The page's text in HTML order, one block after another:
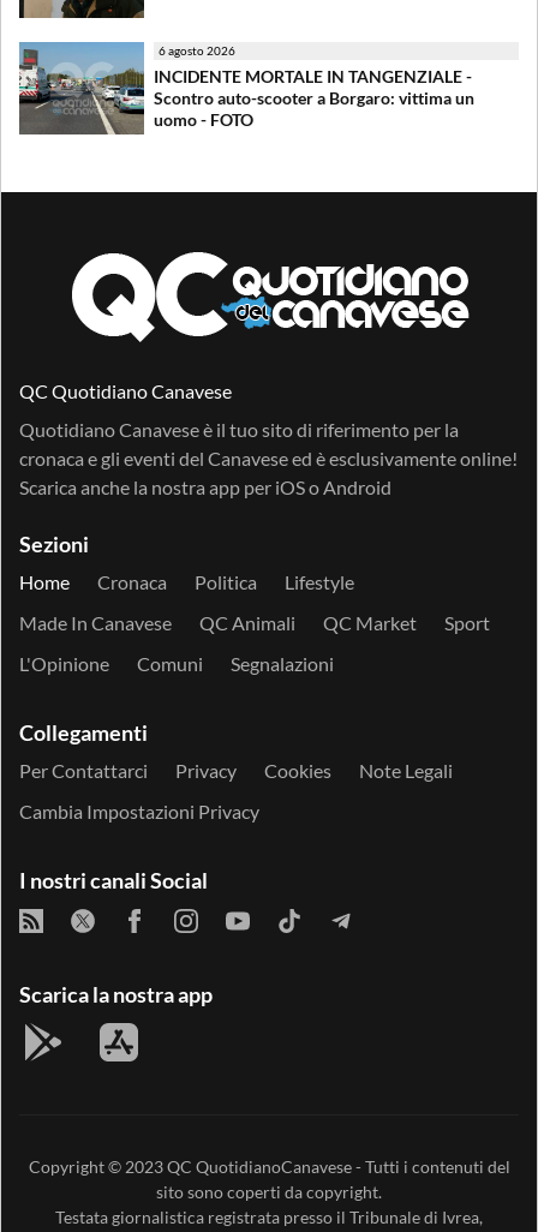
6 agosto 2026
INCIDENTE MORTALE IN TANGENZIALE -
Scontro auto-scooter a Borgaro: vittima un
uomo - FOTO
QC Quotidiano Canavese
Quotidiano Canavese è il tuo sito di riferimento per la
cronaca e gli eventi del Canavese ed è esclusivamente online!
Scarica anche la nostra app per iOSo Android
Sezioni
Home Cronaca Politica
Lifestyle
Made In Canavese
QC Animali QC Market
Sport
L'Opinione
Comuni Segnalazioni
Collegamenti
Per Contattarci Privacy Cookies
Note Legali
Cambia Impostazioni Privacy
I nostri canali Social
Scarica la nostra app
Copyright © 2023QC QuotidianoCanavese- Tutti i contenuti del
sito sono coperti da copyright.
Testata giornalistica registrata presso il Tribunale di Ivrea,